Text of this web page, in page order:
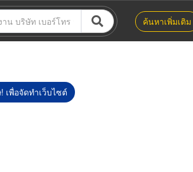
ค้นหาเพิ่มเติม
พื่อจัดทำเว็บไซต์